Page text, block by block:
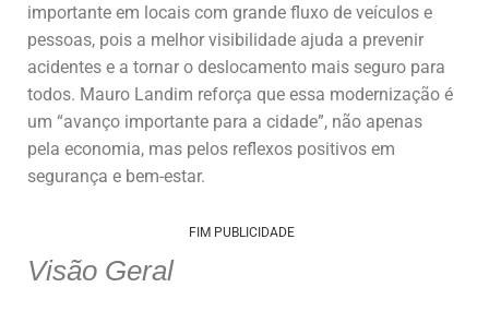
importante em locais com grande fluxo de veículos e
pessoas, pois a melhor visibilidade ajuda a prevenir
acidentes e a tornar o deslocamento mais seguro para
todos. Mauro Landim reforça que essa modernização é
um “avanço importante para a cidade”, não apenas
pela economia, mas pelos reflexos positivos em
segurança e bem-estar.
FIM PUBLICIDADE
Visão Geral